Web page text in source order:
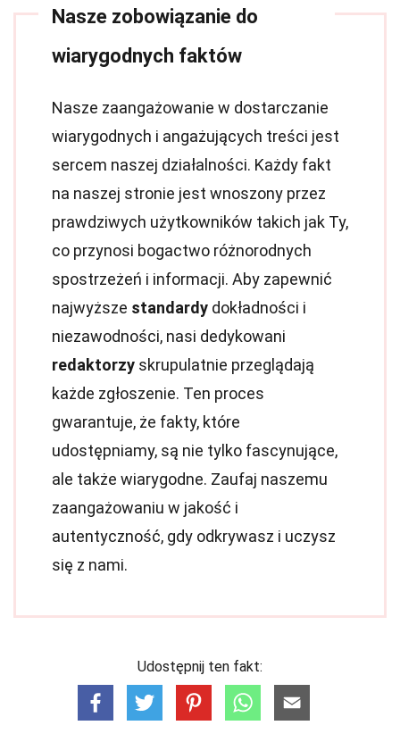
Nasze zobowiązanie do
wiarygodnych faktów
Nasze zaangażowanie w dostarczanie
wiarygodnych i angażujących treści jest
sercem naszej działalności. Każdy fakt
na naszej stronie jest wnoszony przez
prawdziwych użytkowników takich jak Ty,
co przynosi bogactwo różnorodnych
spostrzeżeń i informacji. Aby zapewnić
najwyższe standardy dokładności i
niezawodności, nasi dedykowani
redaktorzy skrupulatnie przeglądają
każde zgłoszenie. Ten proces
gwarantuje, że fakty, które
udostępniamy, są nie tylko fascynujące,
ale także wiarygodne. Zaufaj naszemu
zaangażowaniu w jakość i
autentyczność, gdy odkrywasz i uczysz
się z nami.
Udostępnij ten fakt: